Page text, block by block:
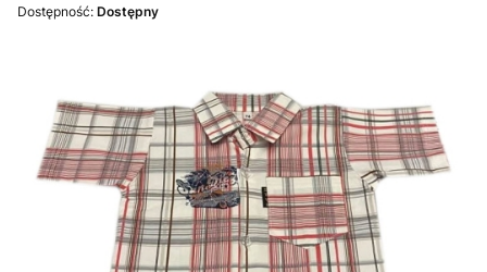
Dostępność: Dostępny